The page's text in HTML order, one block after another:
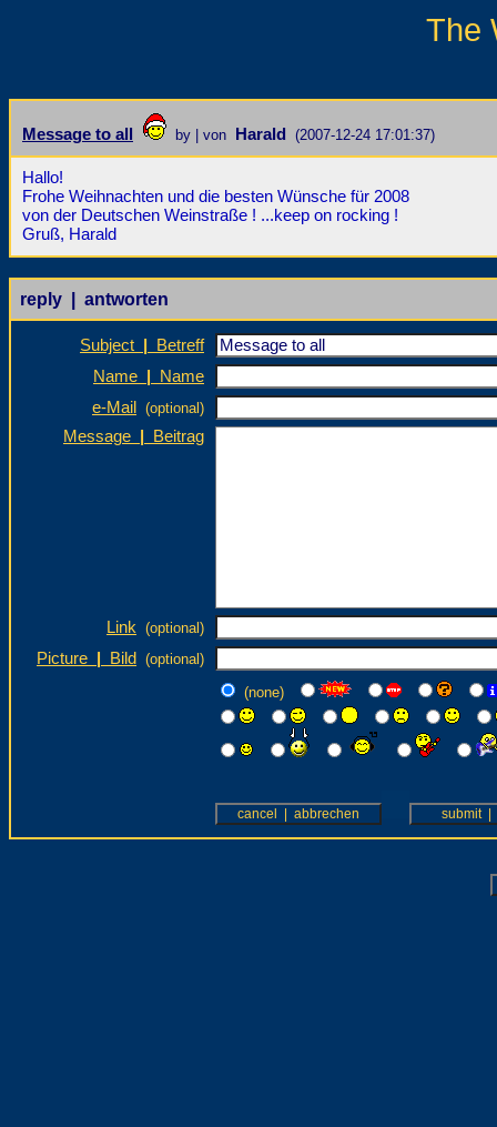
The
Message to all by | von Harald (2007-12-24 17:01:37)
Hallo!
Frohe Weihnachten und die besten Wünsche für 2008
von der Deutschen Weinstraße ! ...keep on rocking !
Gruß, Harald
reply | antworten
Subject
Betreff
Name
Name
e-Mail
(optional)
Message Beitrag
Link (optional)
Picture Bild
(optional)
(none)